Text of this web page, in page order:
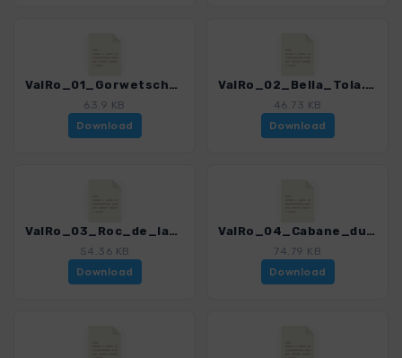
ValRo_01_Gorwetschgrat.gpx
63.9 KB
Download
ValRo_02_Bella_Tola.gpx
46.73 KB
Download
ValRo_03_Roc_de_la_Vache.gpx
54.36 KB
Download
ValRo_04_Cabane_du_Mountet.gpx
74.79 KB
Download